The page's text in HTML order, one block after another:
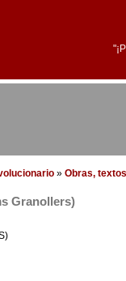
» Obras,
Granollers)